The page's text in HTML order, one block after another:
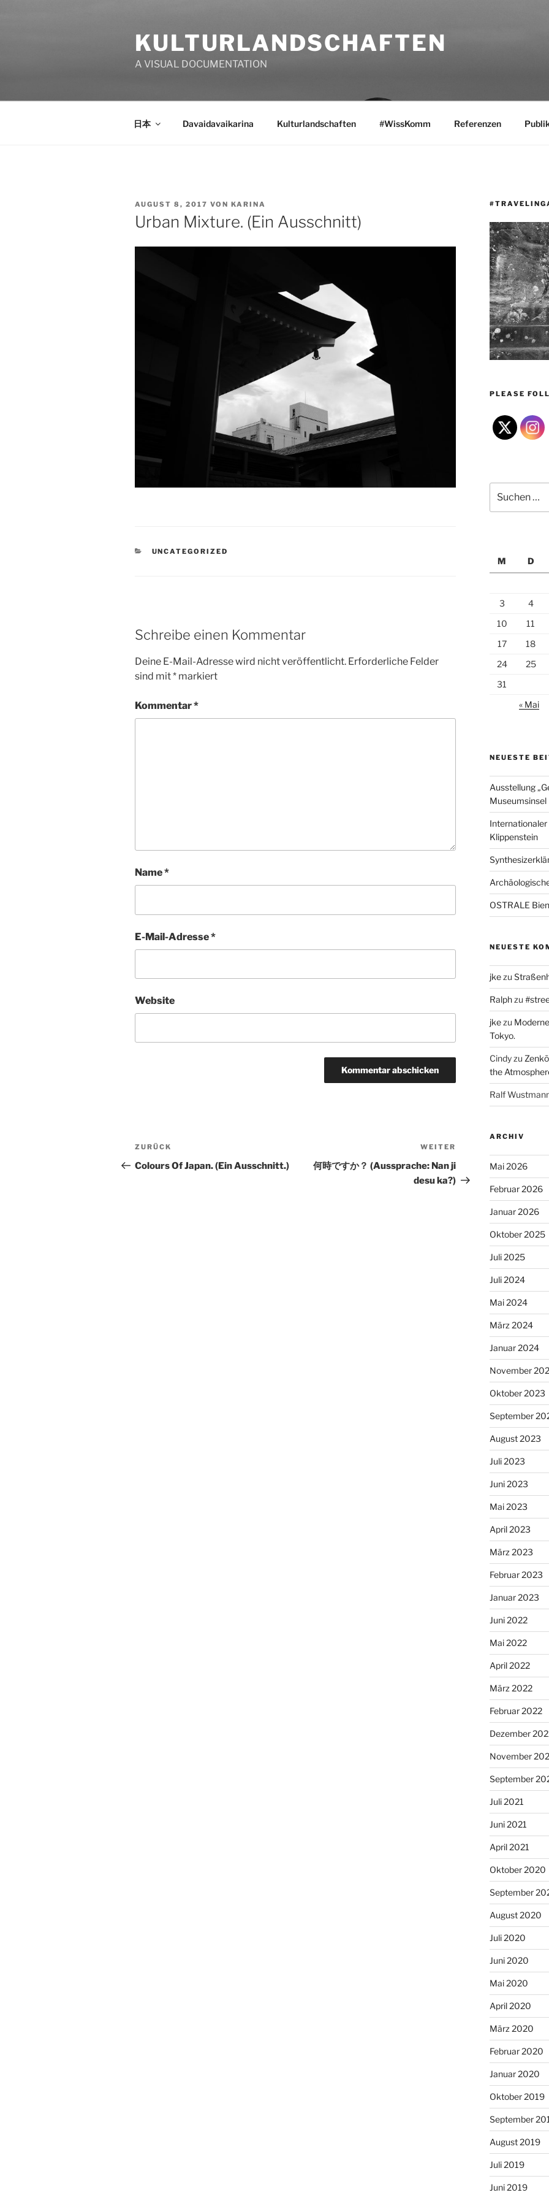
KULTURLANDSCHAFTEN
A VISUAL DOCUMENTATION
日本 Davaidavaikarina Kulturlandschaften #WissKomm Referenzen
VERÖFFENTLICHT
AM
AUGUST 8, 2017 VON KARINA
Urban Mixture. (Ein Ausschnitt)
KATEGORIEN
UNCATEGORIZED
Schreibe einen Kommentar
Deine E-Mail-Adresse wird nicht veröffentlicht. Erforderliche Felder
sind mit* markiert
Kommentar*
Name*
E-Mail-Adresse*
Website
Beitragsnavigation
Vorheriger
Beitrag
ZURÜCK
Colours Of Japan. (Ein Ausschnitt.)
Beitrag
WEITER
何時ですか？ (Aussprache: Nan ji
desu ka?)
PLEASE
nach:
M D
3
4
10
11
17
18
24
25
31
« Mai
NEUESTE
Ausstellung
Museumsinsel
Klippenstein
OSTRALE
NEUESTE
jkezu
Ralphzu
jkezu
Tokyo.
Cindyzu
the
Ralf
ARCHIV
Mai 2026
Februar 2026
Januar 2026
Oktober 2025
Juli 2025
Juli 2024
Mai 2024
März 2024
Januar 2024
November
Oktober 2023
September
August 2023
Juli 2023
Juni 2023
Mai 2023
April 2023
März 2023
Februar 2023
Januar 2023
Juni 2022
Mai 2022
April 2022
März 2022
Februar 2022
Dezember
November
September
Juli 2021
Juni 2021
April 2021
Oktober 2020
September
August 2020
Juli 2020
Juni 2020
Mai 2020
April 2020
März 2020
Februar 2020
Januar 2020
Oktober 2019
September
August 2019
Juli 2019
Juni 2019